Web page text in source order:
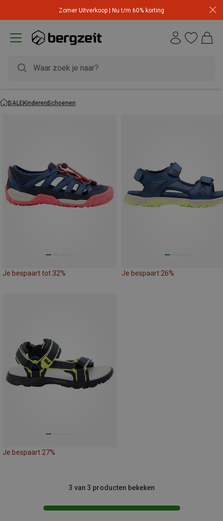
Zomer Uitverkoop | Nu t/m 60% korting
SALEKinderenSchoenen
Je bespaart tot 32% Je bespaart 26%
Je bespaart 27%
3 van 3 producten bekeken